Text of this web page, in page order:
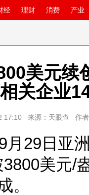
经 理财 消费 产业
美元续
关企业
17:10 来源：天眼查 作
月29日亚
美元/
。